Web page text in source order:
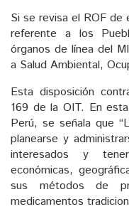
Si se revisa el ROF de
referente a los
órganos de línea del
a Salud Ambiental,
Esta disposición
169 de la OIT. En
Perú, se señala que
planearse y
interesados y
económicas,
sus métodos de
medicamentos